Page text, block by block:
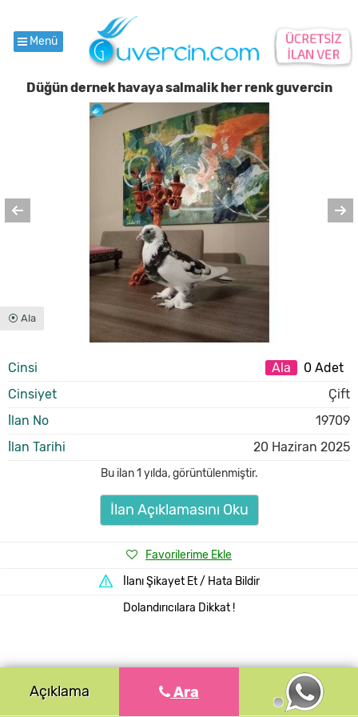
Menü
Düğün dernek havaya salmalik her renk guvercin
⦿ Ala
Cinsi Ala
0 Adet
Cinsiyet
Çift
İlan No
19709
İlan Tarihi
20 Haziran 2025
Bu ilan1 yılda,görüntülenmiştir.
İlan Açıklamasını Oku
Favorilerime Ekle
İlanı Şikayet Et / Hata Bildir
Dolandırıcılara Dikkat !
Açıklama Ara